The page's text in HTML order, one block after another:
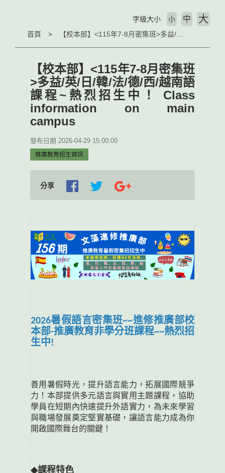
首頁
字級大小 小 中 大
【校本部】<115年7-8月密集班
>多益/英/日/韓/法/德/西/越南語
課程~熱烈招生中！ Class
information on main
campus
發布日期 2026-04-29 15:00:00
推廣教育招生資訊
分享
2026暑假語言密集班~~進修推廣部校
本部-推廣教育非學分班課程~~熱烈招
生中!
善用暑假時光，提升語言能力，拓展國際競爭
力！本部提供多元語言與實用主題課程，協助
學員在短期內快速提升外語實力，為未來學習
與職場發展奠定堅實基礎，讓語言能力成為你
開啟國際舞台的關鍵！
◆課程特色